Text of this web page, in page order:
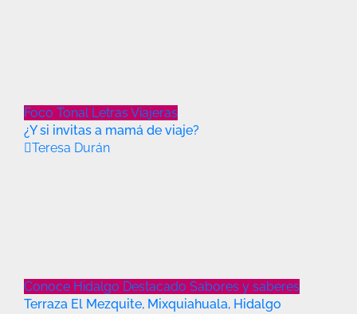
Foco Tonal Letras Viajeras
¿Y si invitas a mamá de viaje?
Teresa Durán
Conoce Hidalgo Destacado Sabores y saberes
Terraza El Mezquite, Mixquiahuala, Hidalgo